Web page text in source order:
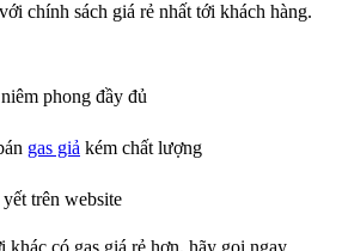
với chính sách giá rẻ nhất tới khách hàng.
phong đầy đủ
gas giả kém chất lượng
trên website
khác có gas giá rẻ hơn, hãy gọi ngay